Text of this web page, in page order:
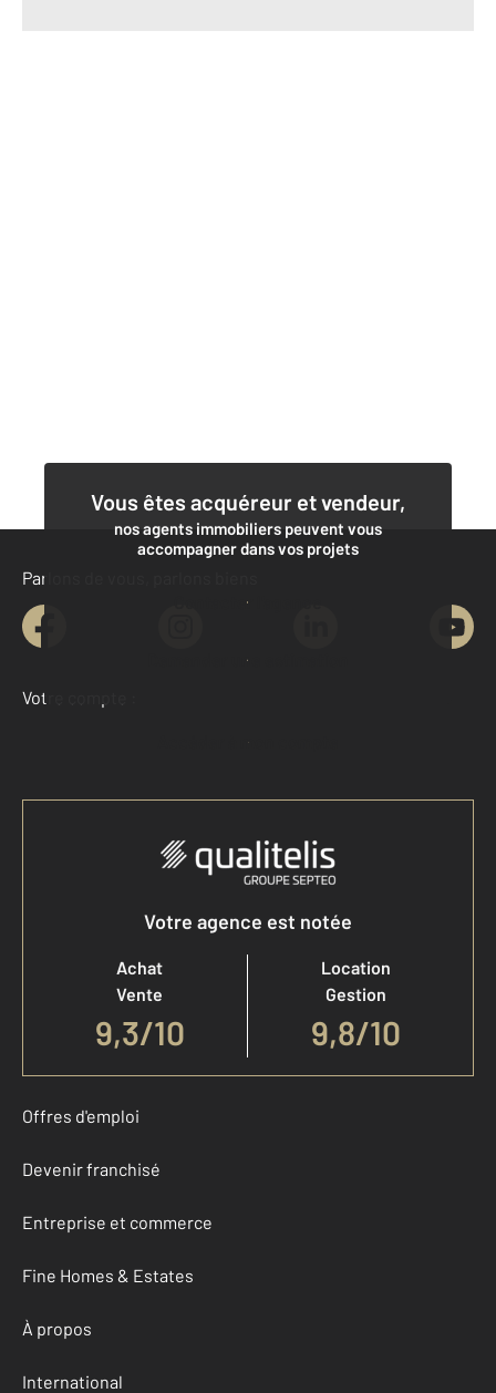
Vous êtes acquéreur et vendeur,
nos agents immobiliers peuvent vous
accompagner dans vos projets
Contacter l'agence
Demander une estimation
Parlons de vous, parlons biens
Votre compte :
Accéder à mon compte
Votre agence est notée
Achat
Vente
9,3/10
Location
Gestion
9,8/10
Offres d'emploi
Devenir franchisé
Entreprise et commerce
Fine Homes & Estates
À propos
International